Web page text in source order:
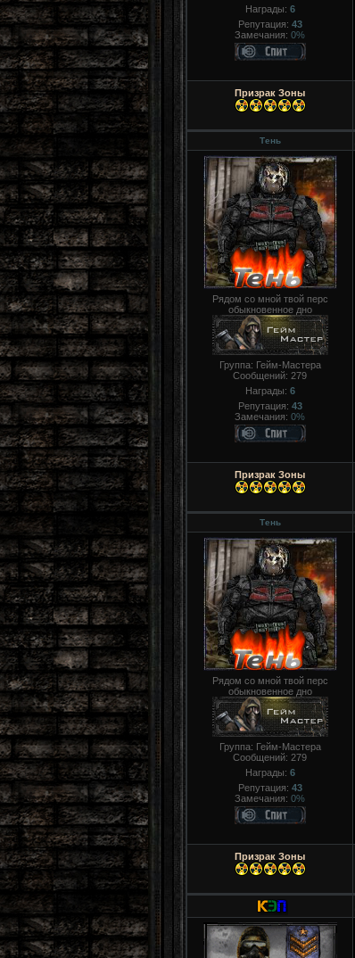
Награды: 6
Репутация: 43
Замечания: 0%
Призрак Зоны
Тень
Рядом со мной твой перс
обыкновенное дно
Группа: Гейм-Мастера
Сообщений: 279
Награды: 6
Репутация: 43
Замечания: 0%
Призрак Зоны
Тень
Рядом со мной твой перс
обыкновенное дно
Группа: Гейм-Мастера
Сообщений: 279
Награды: 6
Репутация: 43
Замечания: 0%
Призрак Зоны